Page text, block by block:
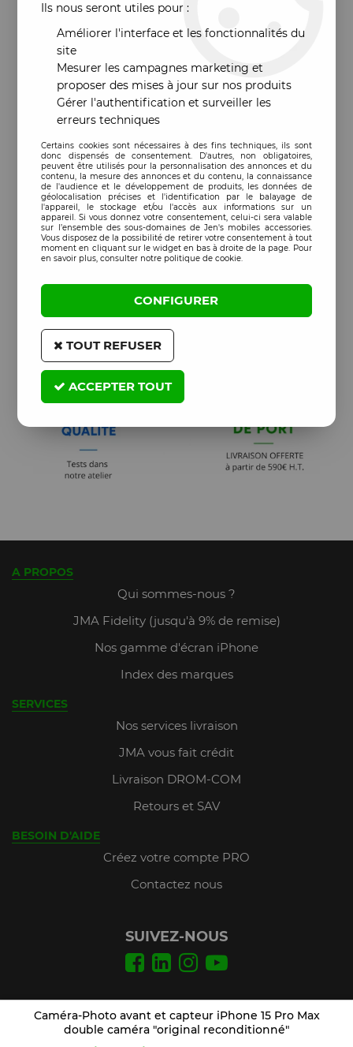
Caméra-Photo avant et capteur iPhone 15 Pro Max
double caméra "original reconditionné"
A PROPOS
Qui sommes-nous ?
JMA Fidelity (jusqu'à 9% de remise)
Nos gamme d'écran iPhone
Index des marques
SERVICES
Nos services livraison
JMA vous fait crédit
Livraison DROM-COM
Retours et SAV
BESOIN D'AIDE
Créez votre compte PRO
Contactez nous
SUIVEZ-NOUS
Mentions légales
Ils nous seront utiles pour :
Améliorer l'interface et les fonctionnalités du
site
Mesurer les campagnes marketing et
proposer des mises à jour sur nos produits
Gérer l'authentification et surveiller les
erreurs techniques
Certains cookies sont nécessaires à des fins techniques, ils sont
donc dispensés de consentement. D'autres, non obligatoires,
peuvent être utilisés pour la personnalisation des annonces et du
contenu, la mesure des annonces et du contenu, la connaissance
de l'audience et le développement de produits, les données de
géolocalisation précises et l'identification par le balayage de
l'appareil, le stockage et/ou l'accès aux informations sur un
appareil. Si vous donnez votre consentement, celui-ci sera valable
sur l’ensemble des sous-domaines de Jen's mobiles accessories.
Vous disposez de la possibilité de retirer votre consentement à tout
moment en cliquant sur le widget en bas à droite de la page. Pour
en savoir plus, consulter notre politique de cookie.
CONFIGURER
TOUT REFUSER
ACCEPTER TOUT